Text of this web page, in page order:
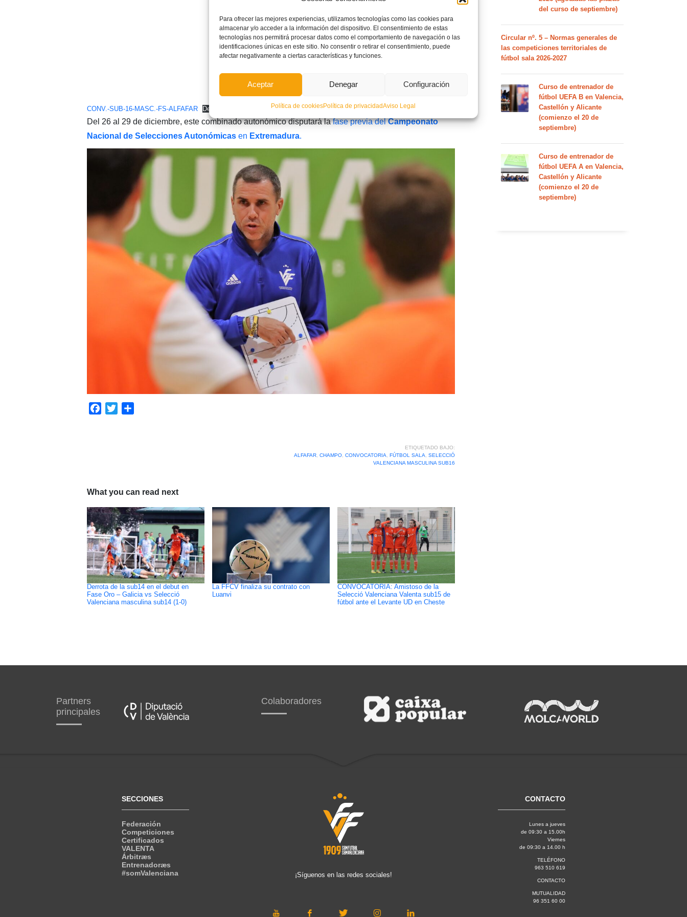
Para ofrecer las mejores experiencias, utilizamos tecnologías como las cookies para
almacenar y/o acceder a la información del dispositivo. El consentimiento de estas
tecnologías nos permitirá procesar datos como el comportamiento de navegación o las
identificaciones únicas en este sitio. No consentir o retirar el consentimiento, puede
afectar negativamente a ciertas características y funciones.
Aceptar Denegar Configuración
Política de cookiesPolítica de privacidadAviso Legal
CONV.-SUB-16-MASC.-FS-ALFAFAR Descarga
Del 26 al 29 de diciembre, este combinado autonómico disputará lafase previa delCampeonato
Nacional de Selecciones Autonómicasen Extremadura.
Facebook
Twitter
ETIQUETADO BAJO:
ALFAFAR, CHAMPO, CONVOCATORIA FÚTBOL SALA
SELECCIÓ
VALENCIANA MASCULINA SUB16
What you can read next
Derrota de la sub14 en el debut en
Fase Oro – Galicia vs Selecció
Valenciana masculina sub14 (1-0)
La FFCV finaliza su contrato con
Luanvi
CONVOCATORIA: Amistoso de la
Selecció Valenciana Valenta sub15 de
fútbol ante el Levante UD en Cheste
del curso de septiembre)
Circular nº. 5 – Normas generales de
las competiciones territoriales de
fútbol sala 2026-2027
Curso de entrenador de
fútbol UEFA B en Valencia,
Castellón y Alicante
(comienzo el 20 de
septiembre)
Curso de entrenador de
fútbol UEFA A en Valencia,
Castellón y Alicante
(comienzo el 20 de
septiembre)
Partners
principales
Colaboradores
SECCIONES
Federación
Competiciones
Certificados
VALENTA
Árbitræs
Entrenadoræs
#somValenciana
¡Síguenos en las redes sociales!
CONTACTO
Lunes a jueves
de 09:30 a 15.00h
Viernes
de 09:30 a 14.00 h
TELÉFONO
963 510 619
CONTACTO
MUTUALIDAD
96 351 60 00